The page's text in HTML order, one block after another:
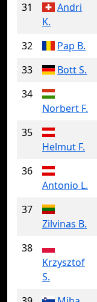
31
Andri
K.
32 Pap B.
33
Bott S.
34
Norbert F.
35
Helmut F.
36
Antonio L.
37
Zilvinas B.
38
Krzysztof
S.